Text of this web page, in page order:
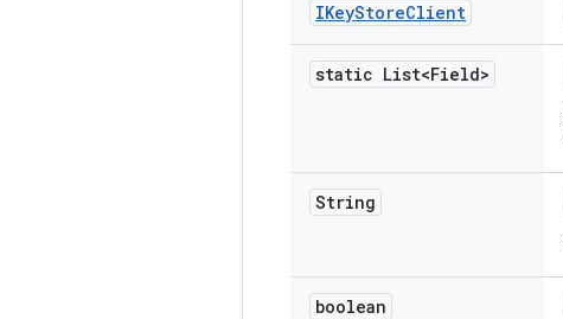
IKeyStoreClient
static List<Field>
String
boolean